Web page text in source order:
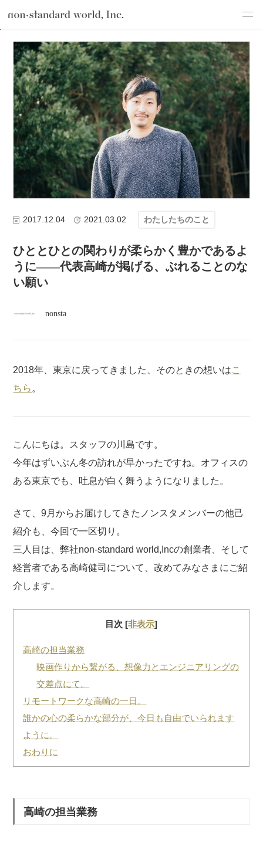
about
csr
service
works
flow
shop
blog
recruit
atelier
TOP ブログ わたしたちのこと ひととひとの関わりが柔らか
2017.12.04 2021.03.02 わたしたちのこと
ひととひとの関わりが柔らかく豊かであるよ
うに——代表高崎が掲げる、ぶれることのな
い願い
nonsta
2018年、東京に戻ってきました、そのときの想いはこ
ちら 。
こんにちは。スタッフの川島です。
今年はずいぶん冬の訪れが早かったですね。オフィスの
ある東京でも、吐息が白く舞うようになりました。
さて、9月からお届けしてきたノンスタメンバーの他己
紹介も、今回で一区切り。
三人目は、弊社non-standard world,Incの創業者、そして
経営者である高崎健司について、改めてみなさまにご紹
介します。
目次[非表示]
高崎の担当業務
映画作りから繋がる、想像力とエンジニアリングの
交差点にて。
リモートワークな高崎の一日。
誰かの心の柔らかな部分が、今日も自由でいられます
ように。
おわりに
高崎の担当業務